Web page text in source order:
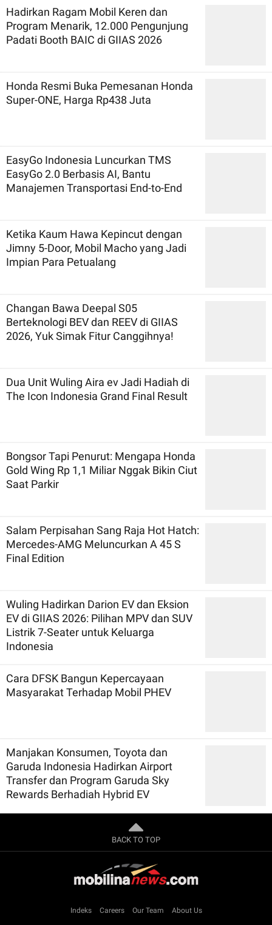
Hadirkan Ragam Mobil Keren dan
Program Menarik, 12.000 Pengunjung
Padati Booth BAIC di GIIAS 2026
Honda Resmi Buka Pemesanan Honda
Super-ONE, Harga Rp438 Juta
EasyGo Indonesia Luncurkan TMS
EasyGo 2.0 Berbasis AI, Bantu
Manajemen Transportasi End-to-End
Ketika Kaum Hawa Kepincut dengan
Jimny 5-Door, Mobil Macho yang Jadi
Impian Para Petualang
Changan Bawa Deepal S05
Berteknologi BEV dan REEV di GIIAS
2026, Yuk Simak Fitur Canggihnya!
Dua Unit Wuling Aira ev Jadi Hadiah di
The Icon Indonesia Grand Final Result
Bongsor Tapi Penurut: Mengapa Honda
Gold Wing Rp 1,1 Miliar Nggak Bikin Ciut
Saat Parkir
Salam Perpisahan Sang Raja Hot Hatch:
Mercedes-AMG Meluncurkan A 45 S
Final Edition
Wuling Hadirkan Darion EV dan Eksion
EV di GIIAS 2026: Pilihan MPV dan SUV
Listrik 7-Seater untuk Keluarga
Indonesia
Cara DFSK Bangun Kepercayaan
Masyarakat Terhadap Mobil PHEV
Manjakan Konsumen, Toyota dan
Garuda Indonesia Hadirkan Airport
Transfer dan Program Garuda Sky
Rewards Berhadiah Hybrid EV
BACK TO TOP
Indeks Careers Our Team About Us